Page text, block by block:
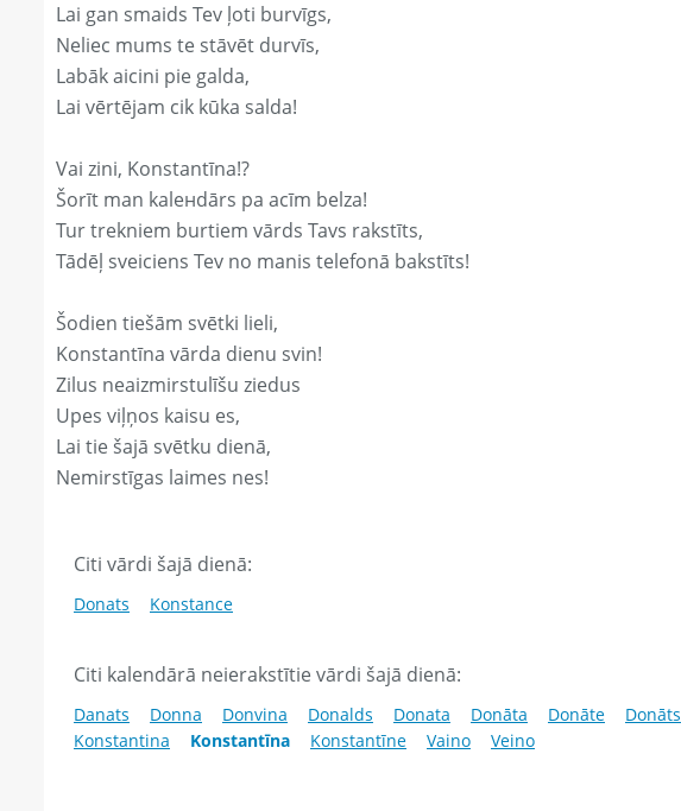
Lai gan smaids Tev ļoti burvīgs,
Neliec mums te stāvēt durvīs,
Labāk aicini pie galda,
Lai vērtējam cik kūka salda!
Vai zini, Konstantīna!?
Šorīt man kaleнdārs pa acīm belza!
Tur trekniem burtiem vārds Tavs rakstīts,
Tādēļ sveiciens Tev no manis telefonā bakstīts!
Šodien tiešām svētki lieli,
Konstantīna vārda dienu svin!
Zilus neaizmirstulīšu ziedus
Upes viļņos kaisu es,
Lai tie šajā svētku dienā,
Nemirstīgas laimes nes!
Citi vārdi šajā dienā:
Donats Konstance
Citi kalendārā neierakstītie vārdi šajā dienā:
Danats Donna Donvina Donalds Donata Donāta Donāte Donāts
Konstantina
Konstantīna Konstantīne Vaino Veino